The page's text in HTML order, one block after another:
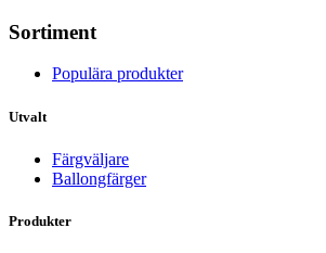
Sortiment
Populära produkter
Utvalt
Färgväljare
Ballongfärger
Produkter